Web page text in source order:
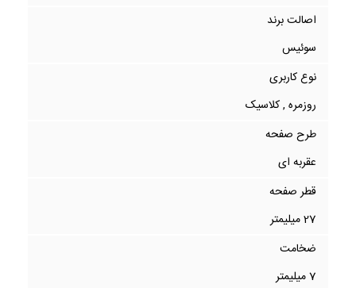
اصالت برند
سوئیس
نوع کاربری
روزمره , کلاسیک
طرح صفحه
عقربه ای
قطر صفحه
27 میلیمتر
ضخامت
7 میلیمتر